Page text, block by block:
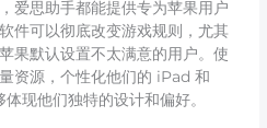
爱思助手都能提供专为苹果用户
件可以彻底改变游戏规则，尤其
果默认设置不太满意的用户。使
资源，个性化他们的 iPad 和
现他们独特的设计和偏好。